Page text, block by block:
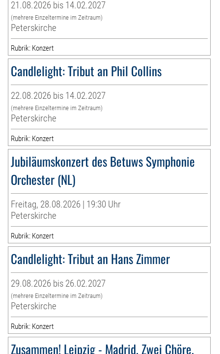
21.08.2026 bis 14.02.2027
(mehrere Einzeltermine im Zeitraum)
Peterskirche
Rubrik: Konzert
Candlelight: Tribut an Phil Collins
22.08.2026 bis 14.02.2027
(mehrere Einzeltermine im Zeitraum)
Peterskirche
Rubrik: Konzert
Jubiläumskonzert des Betuws Symphonie
Orchester (NL)
Freitag, 28.08.2026 | 19:30 Uhr
Peterskirche
Rubrik: Konzert
Candlelight: Tribut an Hans Zimmer
29.08.2026 bis 26.02.2027
(mehrere Einzeltermine im Zeitraum)
Peterskirche
Rubrik: Konzert
Zusammen! Leipzig - Madrid. Zwei Chöre.